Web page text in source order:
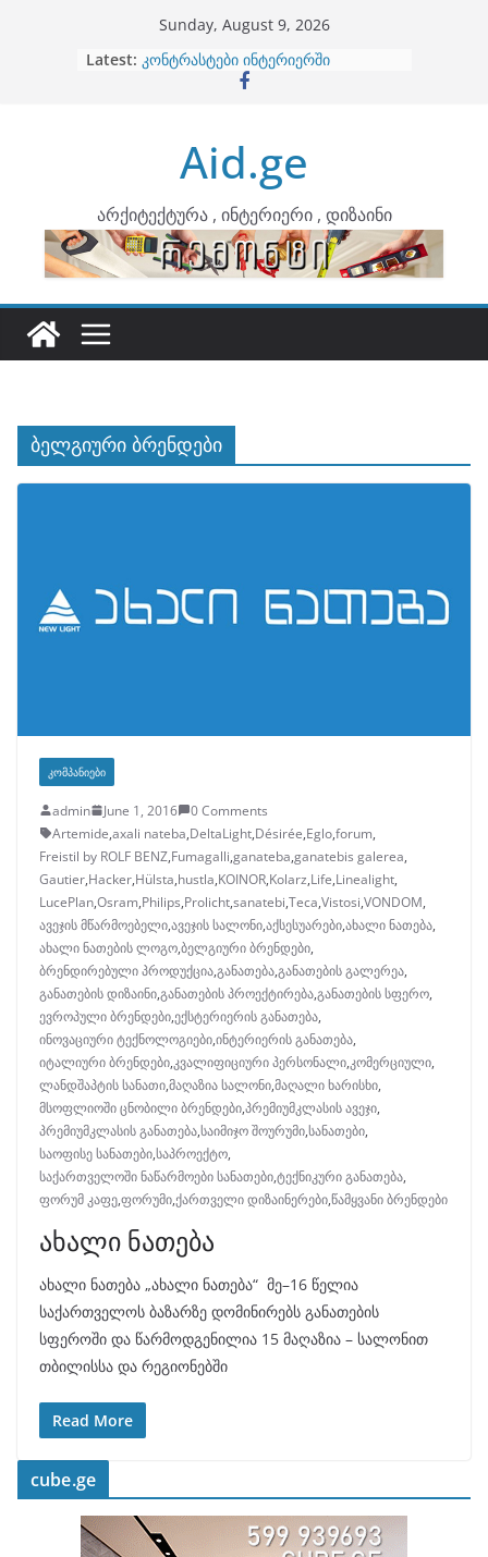
Sunday, August 9, 2026
Latest: ბინების გაერთიანება
კონტრასტები ინტერიერში
ინტერიერის დიზიანი
არტემიდი წარმოგიდგენთ
Aid.ge
არქიტექტურა , ინტერიერი , დიზაინი
ბელგიური ბრენდები
ᲙᲝᲛᲞᲐᲜᲘᲔᲑᲘ
admin June 1, 2016
0 Comments
Artemide,axali nateba,DeltaLight,Désirée,Eglo,forum,
Freistil by ROLF BENZ,Fumagalli,ganateba,ganatebis galerea,
Gautier,Hacker,Hülsta,hustla,KOINOR,Kolarz,Life,Linealight,
LucePlan,Osram,Philips,Prolicht,sanatebi,Teca,Vistosi,VONDOM,
ავეჯის მწარმოებელი,ავეჯის სალონი,აქსესუარები,ახალი ნათება,
ახალი ნათების ლოგო,ბელგიური ბრენდები,
ბრენდირებული პროდუქცია,განათება,განათების გალერეა,
განათების დიზაინი,განათების პროექტირება,განათების სფერო,
ევროპული ბრენდები,ექსტერიერის განათება,
ინოვაციური ტექნოლოგიები,ინტერიერის განათება,
იტალიური ბრენდები,კვალიფიციური პერსონალი,კომერციული,
ლანდშაპტის სანათი,მაღაზია სალონი,მაღალი ხარისხი,
მსოფლიოში ცნობილი ბრენდები,პრემიუმკლასის ავეჯი,
პრემიუმკლასის განათება,საიმიჯო შოურუმი,სანათები,
საოფისე სანათები,საპროექტო,
საქართველოში ნაწარმოები სანათები,ტექნიკური განათება,
ფორუმ კაფე,ფორუმი,ქართველი დიზაინერები,წამყვანი ბრენდები
ახალი ნათება
ახალი ნათება „ახალი ნათება“ მე–16 წელია
საქართველოს ბაზარზე დომინირებს განათების
სფეროში და წარმოდგენილია 15 მაღაზია – სალონით
თბილისსა და რეგიონებში
Read More
cube.ge